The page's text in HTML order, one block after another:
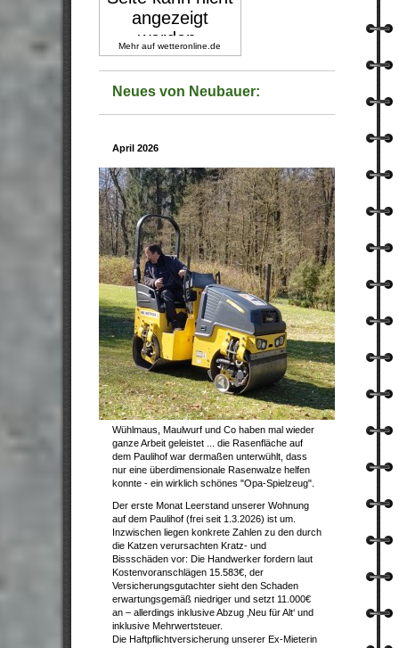
Mehr aufwetteronline.de
Neues von Neubauer:
April 2026
Wühlmaus, Maulwurf und Co haben mal wieder
ganze Arbeit geleistet ... die Rasenfläche auf
dem Paulihof war dermaßen unterwühlt, dass
nur eine überdimensionale Rasenwalze helfen
konnte - ein wirklich schönes "Opa-Spielzeug".
Der erste Monat Leerstand unserer Wohnung
auf dem Paulihof (frei seit 1.3.2026) ist um.
Inzwischen liegen konkrete Zahlen zu den durch
die Katzen verursachten Kratz- und
Bissschäden vor: Die Handwerker fordern laut
Kostenvoranschlägen 15.583€, der
Versicherungsgutachter sieht den Schaden
erwartungsgemäß niedriger und setzt 11.000€
an – allerdings inklusive Abzug ‚Neu für Alt‘ und
inklusive Mehrwertsteuer.
Die Haftpflichtversicherung unserer Ex-Mieterin